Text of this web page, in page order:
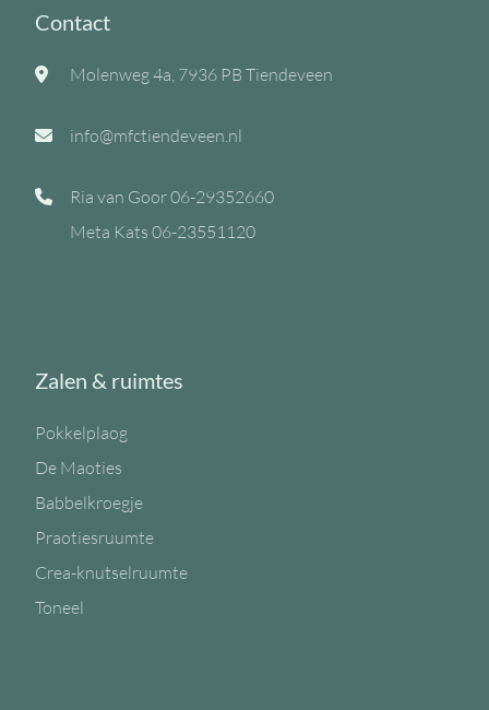
Contact
Molenweg 4a, 7936 PB Tiendeveen
info@mfctiendeveen.nl
Ria van Goor06-29352660
Meta Kats 06-23551120
Zalen & ruimtes
Pokkelplaog
De Maoties
Babbelkroegje
Praotiesruumte
Crea-knutselruumte
Toneel